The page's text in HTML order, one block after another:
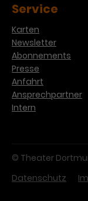
Service
Karten
Newsletter
Abonnements
Presse
Anfahrt
Ansprechpartner
Intern
© Theater
Datenschutz